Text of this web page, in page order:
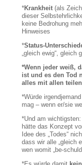
*Krankheit (als
dieser
keine Bedrohung
Hinweises
*Status-
„gleich ewig“, gleich
*Wenn jeder weiß,
ist und es den Tod
alles mit allen
*Würde
mag – wenn er/sie
*Und am
hätte das Konzept
Idee des „Todes“
dass wir alle „gleich
wen womit „be-